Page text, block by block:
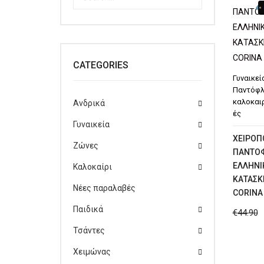
ές
CORINA
€44.90
CATEGORIES
Ανδρικά
Γυναικεία
Ζώνες
Καλοκαίρι
Νέες παραλαβές
Παιδικά
Τσάντες
Χειμώνας